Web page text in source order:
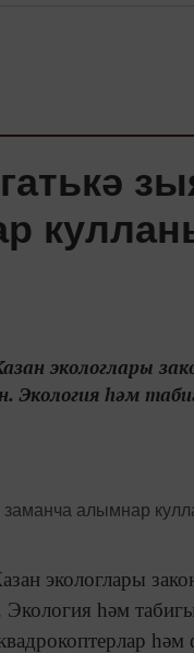
экологлары
Экология һәм
экологлары
Экология һәм